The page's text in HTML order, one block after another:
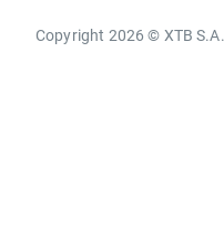
Copyright 2026 © XTB S.A.